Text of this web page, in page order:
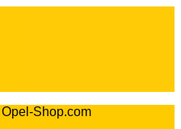
Shop.com